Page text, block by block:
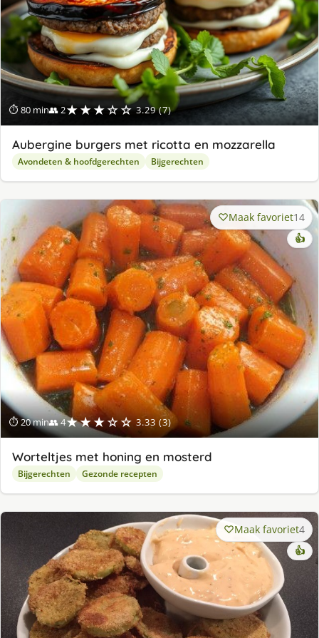
⏱ 80 min👥 2★★★☆☆ 3.29 (7)
Aubergine burgers met ricotta en mozzarella
Avondeten & hoofdgerechten Bijgerechten
⏱ 20 min👥 4★★★☆☆ 3.33 (3)
Maak favoriet14
👍
Worteltjes met honing en mosterd
Bijgerechten Gezonde recepten
Maak favoriet4
👍